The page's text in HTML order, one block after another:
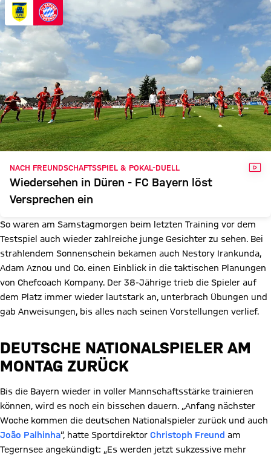
NACH FREUNDSCHAFTSSPIEL & POKAL-DUELL
Wiedersehen in Düren - FC Bayern löst
Versprechen ein
So waren am Samstagmorgen beim letzten Training vor dem
Testspiel auch wieder zahlreiche junge Gesichter zu sehen. Bei
strahlendem Sonnenschein bekamen auch Nestory Irankunda,
Adam Aznou und Co. einen Einblick in die taktischen Planungen
von Chefcoach Kompany. Der 38-Jährige trieb die Spieler auf
dem Platz immer wieder lautstark an, unterbrach Übungen und
gab Anweisungen, bis alles nach seinen Vorstellungen verlief.
DEUTSCHE NATIONALSPIELER AM
MONTAG ZURÜCK
Bis die Bayern wieder in voller Mannschaftsstärke trainieren
können, wird es noch ein bisschen dauern. „Anfang nächster
Woche kommen die deutschen Nationalspieler zurück und auch
João Palhinha“, hatte Sportdirektor Christoph Freund am
Tegernsee angekündigt: „Es werden jetzt sukzessive mehr